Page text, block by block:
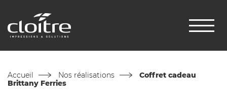
Accueil Nos réalisations
Coffret cadeau
Brittany Ferries